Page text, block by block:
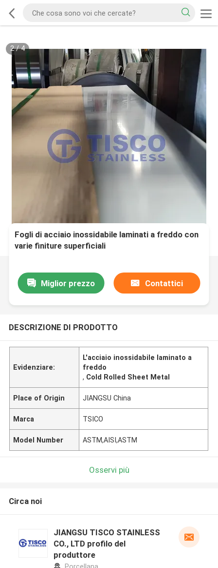
2/4
Fogli di acciaio inossidabile laminati a freddo con
varie finiture superficiali
Miglior prezzo Contattici
DESCRIZIONE DI PRODOTTO
Evidenziare:
L'acciaio inossidabile laminato a
freddo
, Cold Rolled Sheet Metal
Place of Origin JIANGSU China
Marca TSICO
Model Number ASTM,AISI,ASTM
Osservi più
Circa noi
JIANGSU TISCO STAINLESS
CO., LTD profilo del
produttore